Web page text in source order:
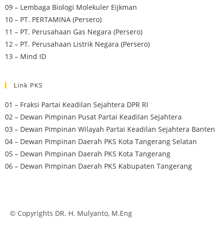
09 – Lembaga Biologi Molekuler Eijkman
10 – PT. PERTAMINA (Persero)
11 – PT. Perusahaan Gas Negara (Persero)
12 – PT. Perusahaan Listrik Negara (Persero)
13 – Mind ID
Link PKS
01 – Fraksi Partai Keadilan Sejahtera DPR RI
02 – Dewan Pimpinan Pusat Partai Keadilan Sejahtera
03 – Dewan Pimpinan Wilayah Partai Keadilan Sejahtera Banten
04 – Dewan Pimpinan Daerah PKS Kota Tangerang Selatan
05 – Dewan Pimpinan Daerah PKS Kota Tangerang
06 – Dewan Pimpinan Daerah PKS Kabupaten Tangerang
© Copyrights DR. H. Mulyanto, M.Eng